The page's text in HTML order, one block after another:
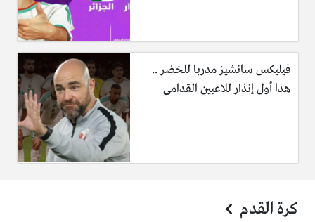
فيليكس سانشيز مدربا للخضر ..
هذا أول إنذار للاعبين القدامى
كرة القدم